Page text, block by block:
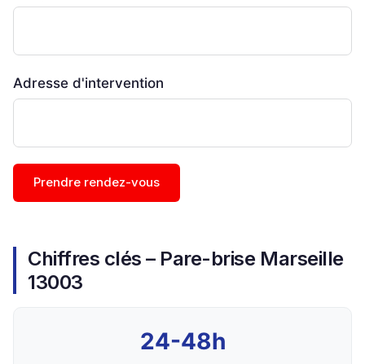
Adresse d'intervention
Prendre rendez-vous
Chiffres clés – Pare-brise Marseille
13003
24-48h